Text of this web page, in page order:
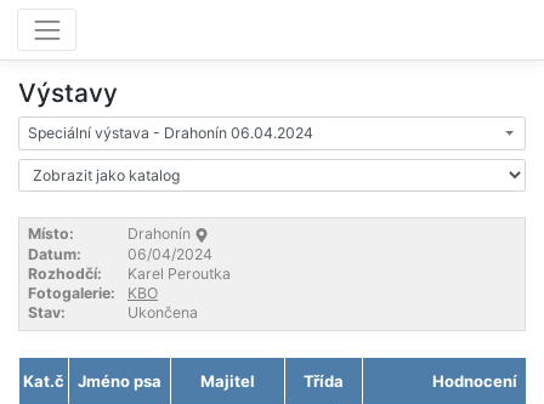
Výstavy
Speciální výstava - Drahonín 06.04.2024
Místo:
Drahonín
Datum:
06/04/2024
Rozhodčí:
Karel Peroutka
Fotogalerie:
KBO
Stav:
Ukončena
Kat.č Jméno psa Majitel Třída
Hodnocení